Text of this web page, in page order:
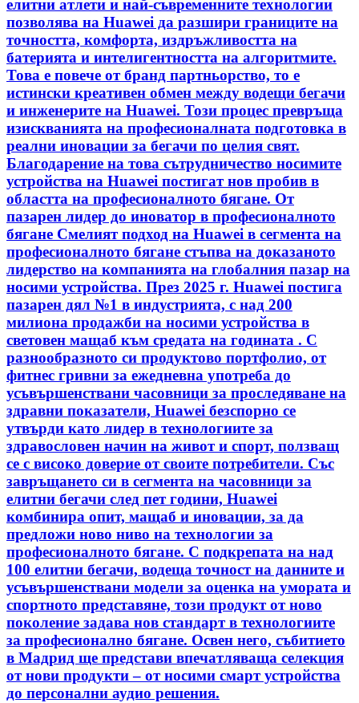
елитни атлети и най-съвременните технологии
позволява на Huawei да разшири границите на
точността, комфорта, издръжливостта на
батерията и интелигентността на алгоритмите.
Това е повече от бранд партньорство, то е
истински креативен обмен между водещи бегачи
и инженерите на Huawei. Този процес превръща
изискванията на професионалната подготовка в
реални иновации за бегачи по целия свят.
Благодарение на това сътрудничество носимите
устройства на Huawei постигат нов пробив в
областта на професионалното бягане. От
пазарен лидер до иноватор в професионалното
бягане Смелият подход на Huawei в сегмента на
професионалното бягане стъпва на доказаното
лидерство на компанията на глобалния пазар на
носими устройства. През 2025 г. Huawei постига
пазарен дял №1 в индустрията, с над 200
милиона продажби на носими устройства в
световен мащаб към средата на годината . С
разнообразното си продуктово портфолио, от
фитнес гривни за ежедневна употреба до
усъвършенствани часовници за проследяване на
здравни показатели, Huawei безспорно се
утвърди като лидер в технологиите за
здравословен начин на живот и спорт, ползващ
се с високо доверие от своите потребители. Със
завръщането си в сегмента на часовници за
елитни бегачи след пет години, Huawei
комбинира опит, мащаб и иновации, за да
предложи ново ниво на технологии за
професионалното бягане. С подкрепата на над
100 елитни бегачи, водеща точност на данните и
усъвършенствани модели за оценка на умората и
спортното представяне, този продукт от ново
поколение задава нов стандарт в технологиите
за професионално бягане. Освен него, събитието
в Мадрид ще представи впечатляваща селекция
от нови продукти – от носими смарт устройства
до персонални аудио решения.